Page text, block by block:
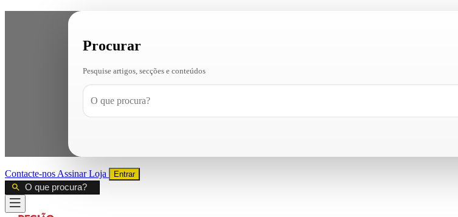
Procurar
Pesquise artigos, secções e conteúdos
Contacte-nos AssinarLoja Entrar